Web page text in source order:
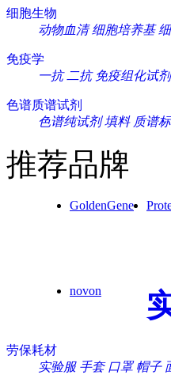
细胞生物
动物血清 细胞培养基
免疫学
一抗 二抗 免疫组化试
色谱质谱试剂
色谱纯试剂 填料 质谱
推荐品牌
GoldenGene
novon
劳保耗材
实验服 手套 口罩 帽子